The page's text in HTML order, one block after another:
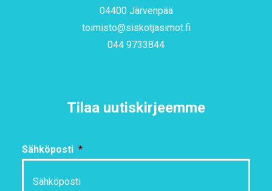
04400 Järvenpää
toimisto@siskotjasimot.fi
044 9733844
Tilaa uutiskirjeemme
Sähköposti *